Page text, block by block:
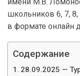
школьников 6, 7, 8,
в формате онлайн
Содержание
28.09.2025 —